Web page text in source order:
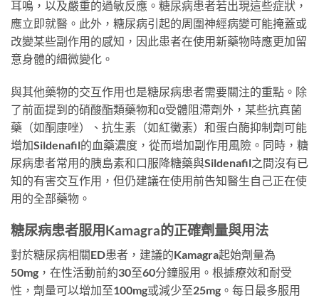
耳鳴，以及嚴重的過敏反應。糖尿病患者若出現這些症狀，
應立即就醫。此外，糖尿病引起的周圍神經病變可能掩蓋或
改變某些副作用的感知，因此患者在使用新藥物時應更加留
意身體的細微變化。
與其他藥物的交互作用也是糖尿病患者需要關注的重點。除
了前面提到的硝酸酯類藥物和α受體阻滯劑外，某些抗真菌
藥（如酮康唑）、抗生素（如紅黴素）和蛋白酶抑制劑可能
增加Sildenafil的血藥濃度，從而增加副作用風險。同時，糖
尿病患者常用的胰島素和口服降糖藥與Sildenafil之間沒有已
知的有害交互作用，但仍建議在使用前告知醫生自己正在使
用的全部藥物。
糖尿病患者服用Kamagra的正確劑量與用法
對於糖尿病相關ED患者，建議的Kamagra起始劑量為
50mg，在性活動前約30至60分鐘服用。根據療效和耐受
性，劑量可以增加至100mg或減少至25mg。每日最多服用